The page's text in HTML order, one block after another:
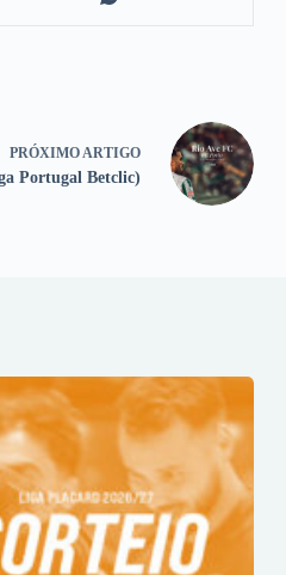
PRÓXIMO ARTIGO
Portugal Betclic)